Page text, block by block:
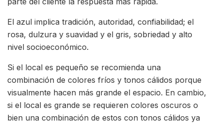
El azul implica tradición, autoridad, confiabilidad; el
rosa, dulzura y suavidad y el gris, sobriedad y alto
nivel socioeconómico.
Si el local es pequeño se recomienda una
combinación de colores fríos y tonos cálidos porque
visualmente hacen más grande el espacio. En cambio,
si el local es grande se requieren colores oscuros o
bien una combinación de estos con tonos cálidos ya